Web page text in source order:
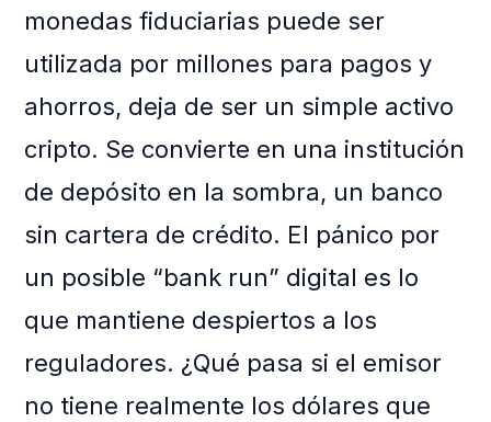
monedas fiduciarias puede ser
utilizada por millones para pagos y
ahorros, deja de ser un simple activo
cripto. Se convierte en una institución
de depósito en la sombra, un banco
sin cartera de crédito. El pánico por
un posible “bank run” digital es lo
que mantiene despiertos a los
reguladores. ¿Qué pasa si el emisor
no tiene realmente los dólares que